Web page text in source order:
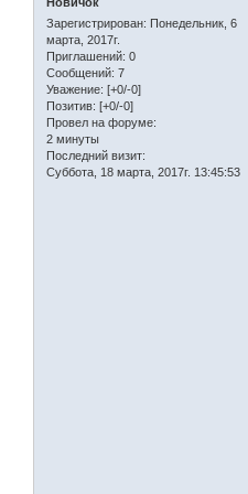
Зарегистрирован: Понедельник, 6
марта, 2017г.
Приглашений: 0
Сообщений: 7
Уважение: [+0/-0]
Позитив: [+0/-0]
Провел на форуме:
2 минуты
Последний визит:
Суббота, 18 марта, 2017г. 13:45:53